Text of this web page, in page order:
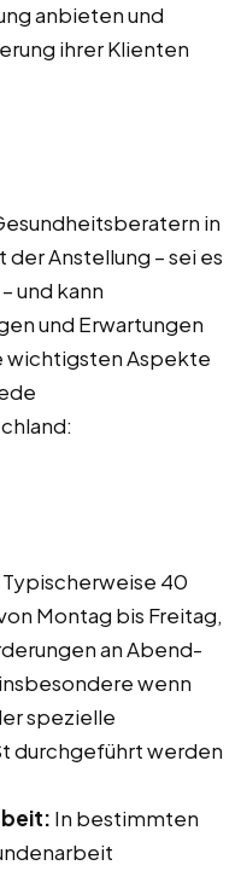
anbieten und
ihrer Klienten
in
Anstellung – sei es
und kann
und Erwartungen
wichtigsten Aspekte
Typischerweise 40
Montag bis Freitag,
an Abend-
wenn
spezielle
durchgeführt werden
In bestimmten